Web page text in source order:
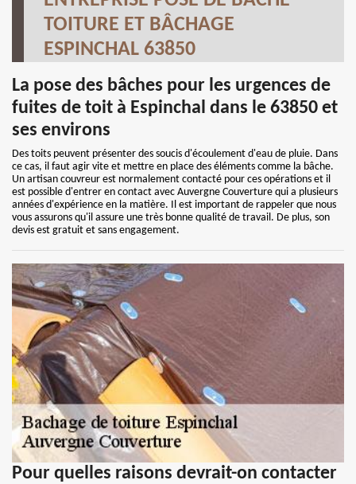
TOITURE ET BÂCHAGE
ESPINCHAL 63850
La pose des bâches pour les urgences de
fuites de toit à Espinchal dans le 63850 et
ses environs
Des toits peuvent présenter des soucis d'écoulement d'eau de pluie. Dans
ce cas, il faut agir vite et mettre en place des éléments comme la bâche.
Un artisan couvreur est normalement contacté pour ces opérations et il
est possible d'entrer en contact avec Auvergne Couverture qui a plusieurs
années d'expérience en la matière. Il est important de rappeler que nous
vous assurons qu'il assure une très bonne qualité de travail. De plus, son
devis est gratuit et sans engagement.
Pour quelles raisons devrait-on contacter